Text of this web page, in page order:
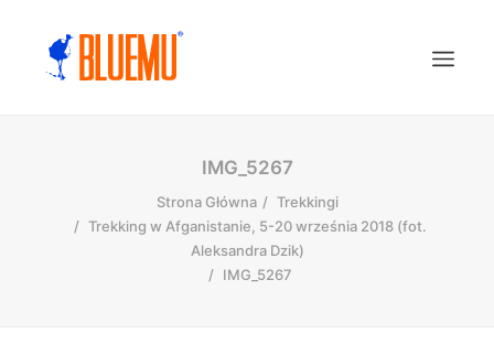
IMG_5267
Strona Główna
Trekkingi
Trekking w Afganistanie, 5-20 września 2018 (fot.
Aleksandra Dzik)
IMG_5267